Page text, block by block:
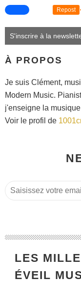
Repost
S'inscrire à la
À PROPOS
Je suis Clément,
Modern Music.
j'enseigne la
Voir le profil de
LES
ÉVEIL